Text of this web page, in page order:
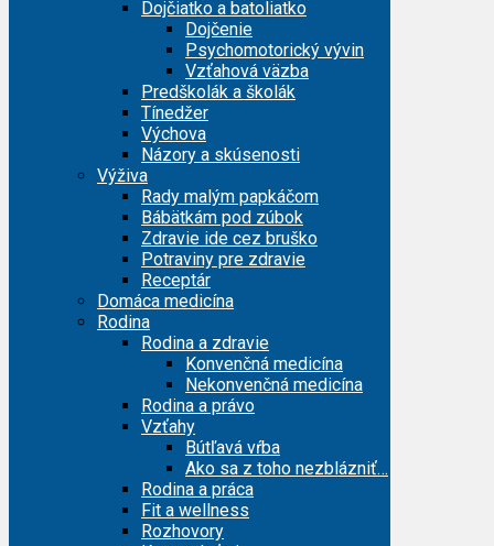
Dojčiatko a batoliatko
Dojčenie
Psychomotorický vývin
Vzťahová väzba
Predškolák a školák
Tínedžer
Výchova
Názory a skúsenosti
Výživa
Rady malým papkáčom
Bábätkám pod zúbok
Zdravie ide cez bruško
Potraviny pre zdravie
Receptár
Domáca medicína
Rodina
Rodina a zdravie
Konvenčná medicína
Nekonvenčná medicína
Rodina a právo
Vzťahy
Bútľavá vŕba
Ako sa z toho nezblázniť…
Rodina a práca
Fit a wellness
Rozhovory